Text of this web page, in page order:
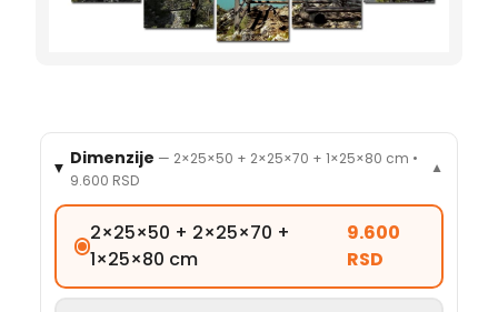
Dimenzije — 2×25×50 + 2×25×70 + 1×25×80 cm •
9.600 RSD
▼
2×25×50 + 2×25×70 +
1×25×80 cm
9.600
RSD